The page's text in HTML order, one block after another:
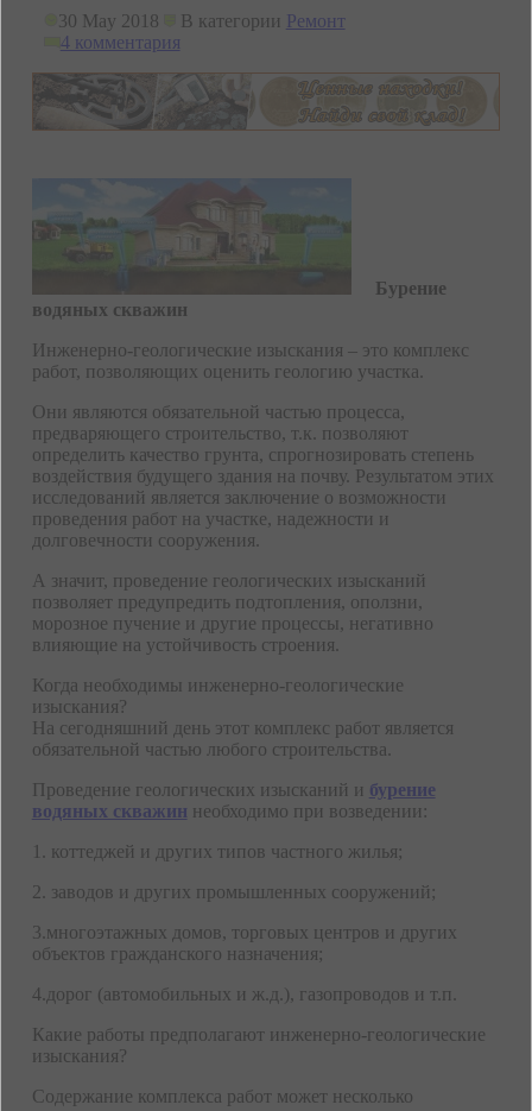
30 May 2018 В категории Ремонт
4 комментария
Бурение
водяных скважин
Инженерно-геологические изыскания – это комплекс
работ, позволяющих оценить геологию участка.
Они являются обязательной частью процесса,
предваряющего строительство, т.к. позволяют
определить качество грунта, спрогнозировать степень
воздействия будущего здания на почву. Результатом этих
исследований является заключение о возможности
проведения работ на участке, надежности и
долговечности сооружения.
А значит, проведение геологических изысканий
позволяет предупредить подтопления, оползни,
морозное пучение и другие процессы, негативно
влияющие на устойчивость строения.
Когда необходимы инженерно-геологические
изыскания?
На сегодняшний день этот комплекс работ является
обязательной частью любого строительства.
Проведение геологических изысканий и бурение
водяных скважин необходимо при возведении:
1. коттеджей и других типов частного жилья;
2. заводов и других промышленных сооружений;
3.многоэтажных домов, торговых центров и других
объектов гражданского назначения;
4.дорог (автомобильных и ж.д.), газопроводов и т.п.
Какие работы предполагают инженерно-геологические
изыскания?
Содержание комплекса работ может несколько